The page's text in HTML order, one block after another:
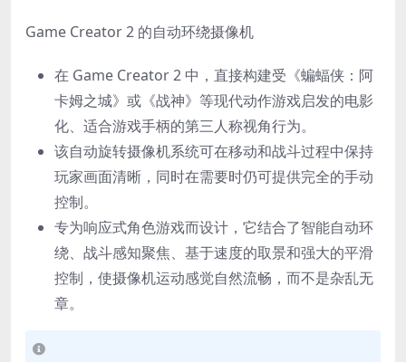
Game Creator 2 的自动环绕摄像机
在 Game Creator 2 中，直接构建受《蝙蝠侠：阿
卡姆之城》或《战神》等现代动作游戏启发的电影
化、 适合游戏手柄的第三人称视角行为。
该自动旋转摄像机系统可在移动和战斗过程中保持
玩家画面清晰，同时在需要时仍可提供完全的手动
控制。
专为响应式角色游戏而设计，它结合了智能自动环
绕、战斗感知聚焦、基于速度的取景和强大的平滑
控制，使摄像机运动感觉自然流畅，而不是杂乱无
章。